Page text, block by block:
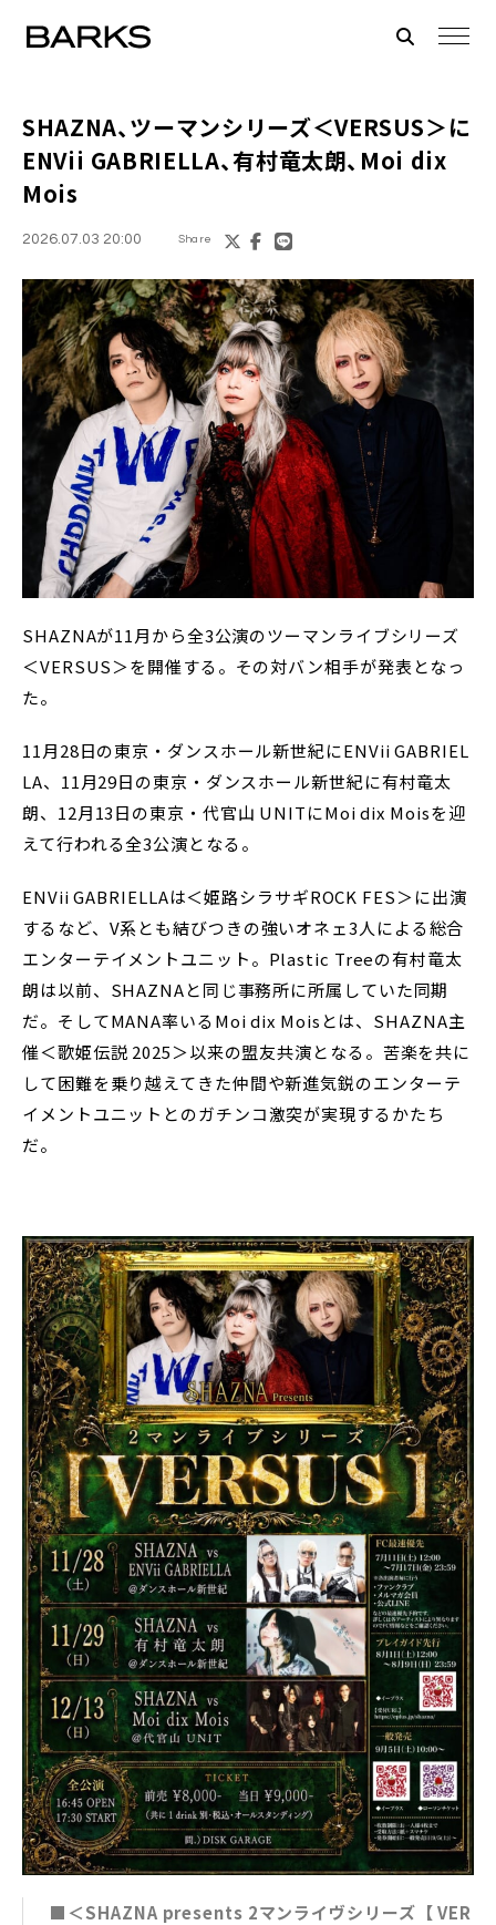
SHAZNA、ツーマンシリーズ＜VERSUS＞に
ENVii GABRIELLA、有村竜太朗、Moi dix
Mois
2026.07.03 20:00 Share
SHAZNAが11月から全3公演のツーマンライブシリーズ
＜VERSUS＞を開催する。その対バン相手が発表となっ
た。
11月28日の東京・ダンスホール新世紀にENVii GABRIEL
LA、11月29日の東京・ダンスホール新世紀に有村竜太
朗、12月13日の東京・代官山 UNITにMoi dix Moisを迎
えて行われる全3公演となる。
ENVii GABRIELLAは＜姫路シラサギROCK FES＞に出演
するなど、V系とも結びつきの強いオネェ3人による総合
エンターテイメントユニット。Plastic Treeの有村竜太
朗は以前、SHAZNAと同じ事務所に所属していた同期
だ。そしてMANA率いるMoi dix Moisとは、SHAZNA主
催＜歌姫伝説 2025＞以来の盟友共演となる。苦楽を共に
して困難を乗り越えてきた仲間や新進気鋭のエンターテ
イメントユニットとのガチンコ激突が実現するかたち
だ。
■＜SHAZNA presents 2マンライヴシリーズ【 VER